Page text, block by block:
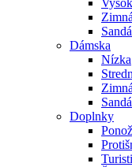
Zimná
Dámska
Nízka
Zimná
Doplnky